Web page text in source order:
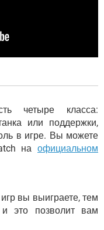
четыре класса:
или поддержки,
в игре. Вы можете
на официальном
вы выиграете, тем
это позволит вам